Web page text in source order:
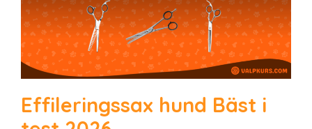
Effileringssax hund Bäst i